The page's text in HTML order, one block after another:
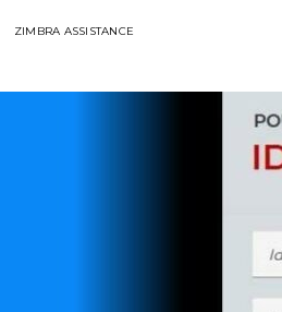
ZIMBRA ASSISTANCE